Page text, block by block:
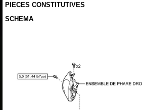
PIECES CONSTITUTIVES
SCHEMA